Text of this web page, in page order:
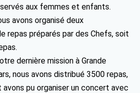
aux femmes et enfants.
avons organisé deux
repas préparés par des Chefs, soit
dernière mission à Grande
nous avons distribué 3500 repas,
pu organiser un concert avec